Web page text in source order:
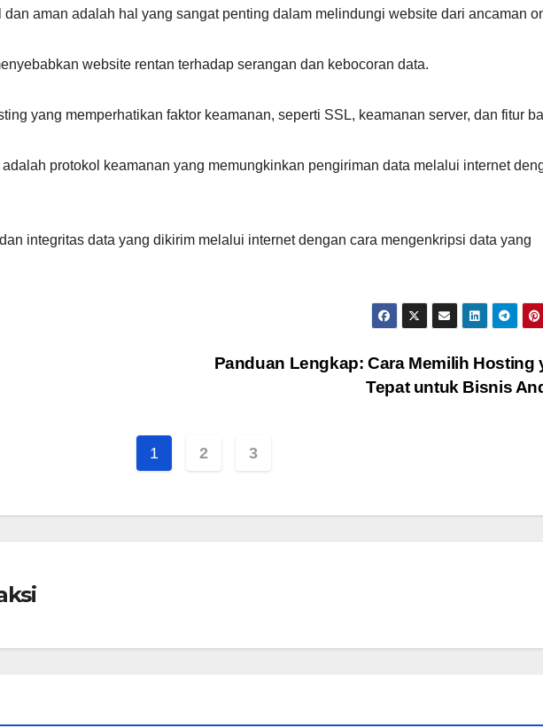
aman adalah hal yang sangat penting dalam melindungi website dari ancaman
website rentan terhadap serangan dan kebocoran data.
yang memperhatikan faktor keamanan, seperti SSL, keamanan server, dan fitur
protokol keamanan yang memungkinkan pengiriman data melalui internet
integritas data yang dikirim melalui internet dengan cara mengenkripsi data yang
Panduan Lengkap: Cara Memilih Hosting
Tepat untuk Bisnis
1 2 3